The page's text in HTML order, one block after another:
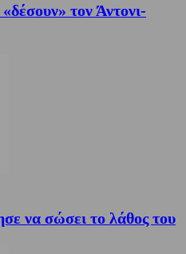
τον Άντονι-
να σώσει το λάθος του